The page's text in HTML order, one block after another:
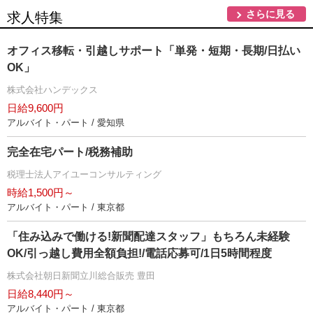
求人特集 さらに見る
オフィス移転・引越しサポート「単発・短期・長期/日払い
OK」
株式会社ハンデックス
日給9,600円
アルバイト・パート / 愛知県
完全在宅パート/税務補助
税理士法人アイユーコンサルティング
時給1,500円～
アルバイト・パート / 東京都
「住み込みで働ける!新聞配達スタッフ」もちろん未経験
OK/引っ越し費用全額負担!/電話応募可/1日5時間程度
株式会社朝日新聞立川総合販売 豊田
日給8,440円～
アルバイト・パート / 東京都